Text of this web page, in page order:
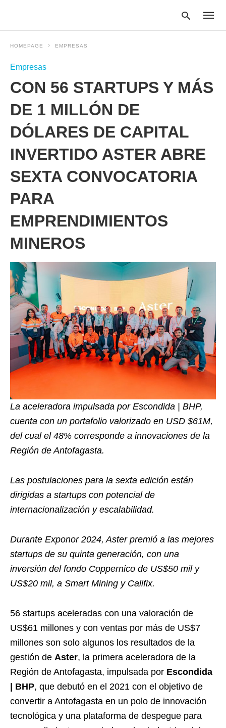
your
search
HOMEPAGE EMPRESAS
Empresas
CON 56 STARTUPS Y MÁS
DE 1 MILLÓN DE
DÓLARES DE CAPITAL
INVERTIDO ASTER ABRE
SEXTA CONVOCATORIA
PARA
EMPRENDIMIENTOS
MINEROS
La aceleradora impulsada por Escondida | BHP,
cuenta con un portafolio valorizado en USD $61M,
del cual el 48% corresponde a innovaciones de la
Región de Antofagasta.
Las postulaciones para la sexta edición están
dirigidas a startups con potencial de
internacionalización y escalabilidad.
Durante Exponor 2024, Aster premió a las mejores
startups de su quinta generación, con una
inversión del fondo Coppernico de US$50 mil y
US$20 mil, a Smart Mining y Califix.
56 startups aceleradas con una valoración de
US$61 millones y con ventas por más de US$7
millones son solo algunos los resultados de la
gestión de Aster, la primera aceleradora de la
Región de Antofagasta, impulsada por Escondida
| BHP, que debutó en el 2021 con el objetivo de
convertir a Antofagasta en un polo de innovación
tecnológica y una plataforma de despegue para